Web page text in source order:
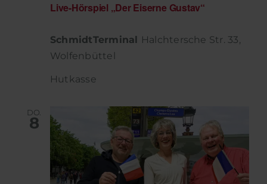
Live-Hörspiel „Der Eiserne Gustav“
SchmidtTerminal Halchtersche Str. 33,
Wolfenbüttel
Hutkasse
DO.
8